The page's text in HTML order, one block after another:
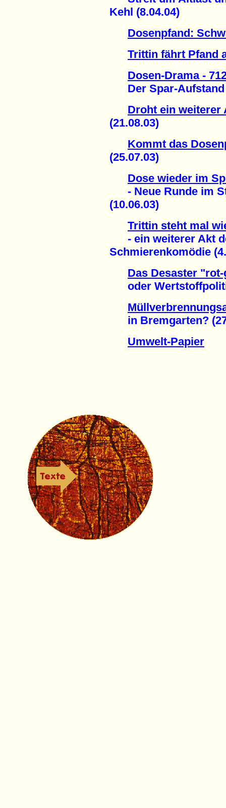
Kehl (8.04.04)
Dosenpfand:
Trittin fährt Pfand
Dosen-Drama -
Der Spar-Aufstand
Droht ein weiterer
(21.08.03)
Kommt das
(25.07.03)
Dose wieder im
- Neue Runde im
(10.06.03)
Trittin steht mal
- ein weiterer Akt
Schmierenkomödie
Das Desaster
oder
in Bremgarten?
Umwelt-Papier